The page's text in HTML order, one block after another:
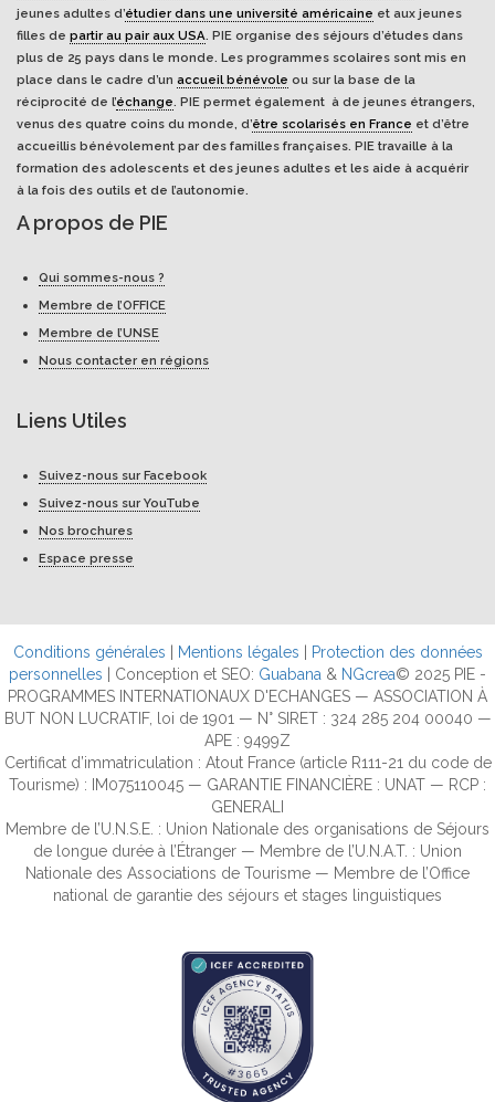
jeunes adultes d’étudier dans une université américaine et aux jeunes
filles de partir au pair aux USA. PIE organise des séjours d’études dans
plus de 25 pays dans le monde. Les programmes scolaires sont mis en
place dans le cadre d’un accueil bénévole ou sur la base de la
réciprocité de l’échange. PIE permet également à de jeunes étrangers,
venus des quatre coins du monde, d’être scolarisés en France et d’être
accueillis bénévolement par des familles françaises. PIE travaille à la
formation des adolescents et des jeunes adultes et les aide à acquérir
à la fois des outils et de l’autonomie.
A propos de PIE
Qui sommes-nous ?
Membre de l’OFFICE
Membre de l’UNSE
Nous contacter en régions
Liens Utiles
Suivez-nous sur Facebook
Suivez-nous sur YouTube
Nos brochures
Espace presse
Conditions générales Mentions légales
Protection des données
personnelles | Conception et SEO: Guabana & NGcrea© 2025 PIE -
PROGRAMMES INTERNATIONAUX D'ECHANGES — ASSOCIATION À
BUT NON LUCRATIF, loi de 1901 — N° SIRET : 324 285 204 00040 —
APE : 9499Z
Certificat d’immatriculation : Atout France (article R111-21 du code de
Tourisme) : IM075110045 — GARANTIE FINANCIÈRE : UNAT — RCP :
GENERALI
Membre de l’U.N.S.E. : Union Nationale des organisations de Séjours
de longue durée à l’Étranger — Membre de l’U.N.A.T. : Union
Nationale des Associations de Tourisme — Membre de l’Office
national de garantie des séjours et stages linguistiques